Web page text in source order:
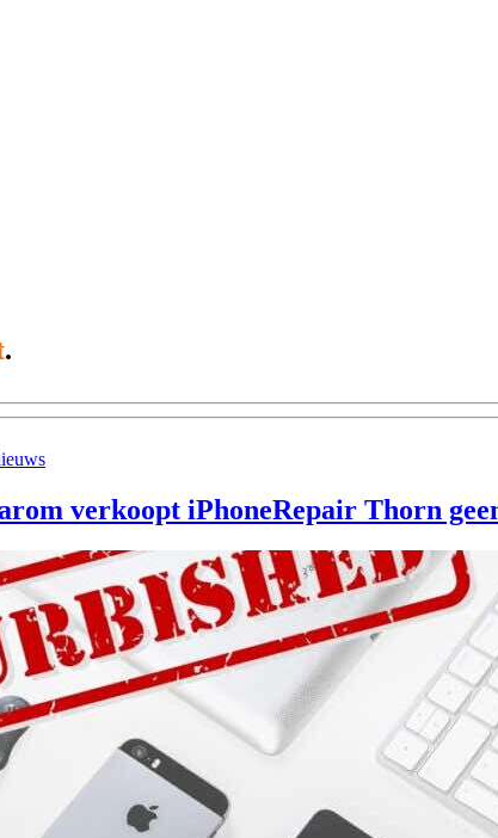
.
verkoopt iPhoneRepair Thorn